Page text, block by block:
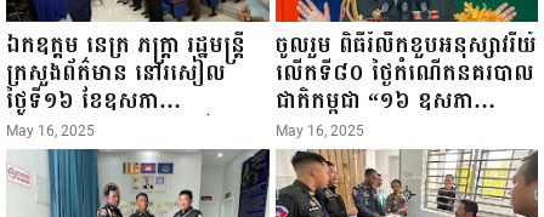
ឯកឧត្តម នេត្រ ភក្ត្រា រដ្ឋមន្ត្រី
ក្រសួងព័ត៌មាន នៅរសៀល
ថ្ងៃទី១៦ ខែឧសភា
ឆ្នាំ២០២៥នេះ បានអញ្ជើញចុះ
ធ្វើជំរឿនថ្នាក់ដឹកនាំមន្ត្រីរាជ
ការស៉ីវិល នៃក្រសួងព័ត៌មាន...
May 16, 2025
ចូលរួម ពិធីរំលឹកខួបអនុស្សាវរីយ៍
លើកទី៨០ ថ្ងៃកំណើតនគរបាល
ជាតិកម្ពុជា “១៦ ឧសភា
១៩៤៥ ~ ១៦ ឧសភា
២០២៥”...
May 16, 2025